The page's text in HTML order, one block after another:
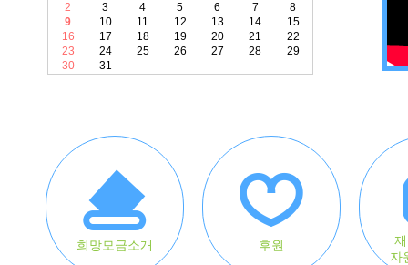
2
3 4 5 6 7
8
9
10 11 12 13 14
15
16
17 18 19 20 21
22
23
24 25 26 27 28
29
30
31
희망모금소개 후원
자